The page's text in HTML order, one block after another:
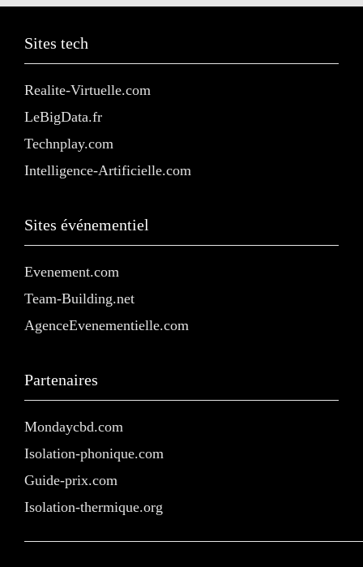
Sites tech
Realite-Virtuelle.com
LeBigData.fr
Technplay.com
Intelligence-Artificielle.com
Sites événementiel
Evenement.com
Team-Building.net
AgenceEvenementielle.com
Partenaires
Mondaycbd.com
Isolation-phonique.com
Guide-prix.com
Isolation-thermique.org